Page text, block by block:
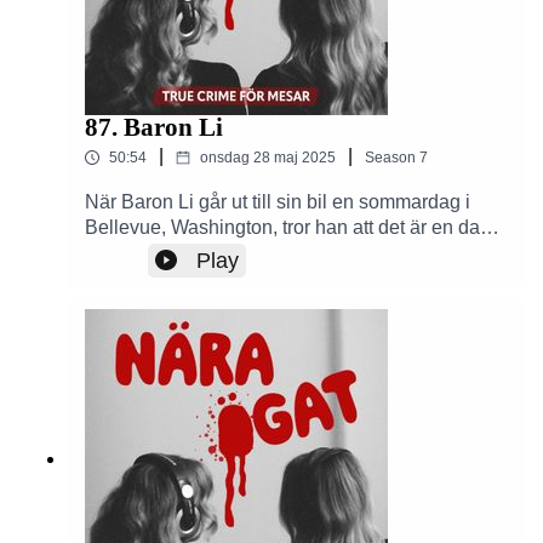
87. Baron Li
50:54 onsdag 28 maj 2025 Season 7
När Baron Li går ut till sin bil en sommardag i
Bellevue, Washington, tror han att det är en dag
som alla andra. Men i nästa ögonblick förändras
allt. I centrum står en vårdnadstvist, en hemlig
upp en berättelse om svek, kontroll och ett iskallt
beslut.Se bilder från dagens fall på våra sociala
medier:Nära Ögat Podd InstagramNära Ögat
Podd FacebookDu hittar Nära Ögat - en true
crime podd för mesar på de vanligaste
plattormarna för poddar ex Spotify, Podplay,
Apple Podcaster etc.Skapad av Alexandra
Kentsdottir och Amelia Ingman.
Play